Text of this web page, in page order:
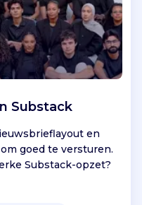
Substack
en
goed te versturen.
Substack-opzet?